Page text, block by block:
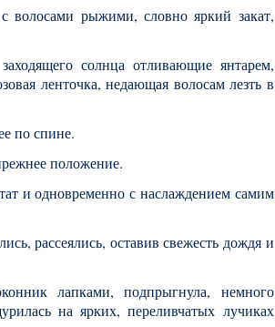
волосами рыжими, словно яркий закат,
солнца отливающие янтарем,
ленточка, недающая волосам лезть в
по спине.
положение.
и одновременно с наслаждением самим
рассеялись, оставив свежесть дождя и
лапками, подпрыгнула, немного
на ярких, переливчатых лучиках